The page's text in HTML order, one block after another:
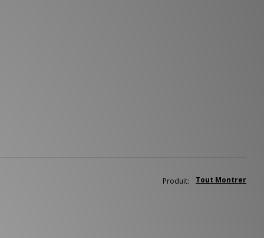
Tout Montrer
Produit: